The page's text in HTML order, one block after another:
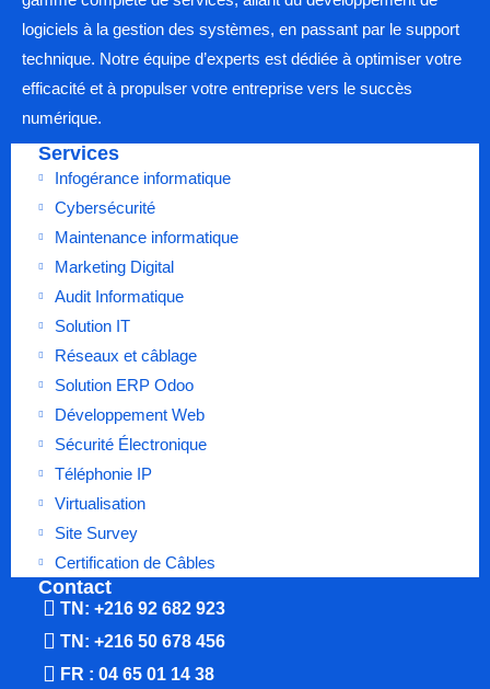
logiciels à la gestion des systèmes, en passant par le support
technique. Notre équipe d’experts est dédiée à optimiser votre
efficacité et à propulser votre entreprise vers le succès
numérique.
Services
Infogérance informatique
Cybersécurité
Maintenance informatique
Marketing Digital
Audit Informatique
Solution IT
Réseaux et câblage
Solution ERP Odoo
Développement Web
Sécurité Électronique
Téléphonie IP
Virtualisation
Site Survey
Certification de Câbles
Contact
TN: +216 92 682 923
TN: +216 50 678 456
FR : 04 65 01 14 38